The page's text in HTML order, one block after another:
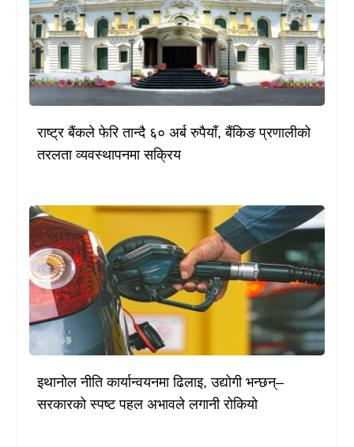
राष्ट्र बैंकले फेरि तान्दै ६० अर्ब रुपैयाँ, बैंकिङ प्रणालीको
तरलता व्यवस्थापनमा सक्रिय
इथानोल नीति कार्यान्वयनमा ढिलाइ, उद्योगी भन्छन्–
सरकारको स्पष्ट पहल अभावले लगानी रोकियो